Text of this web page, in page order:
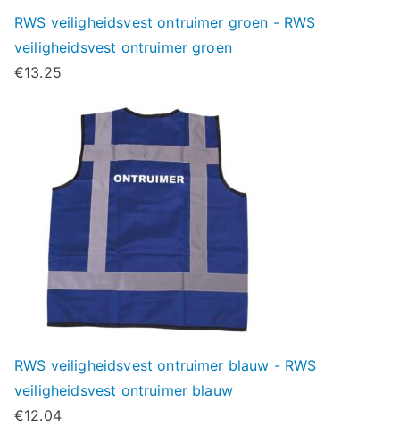
RWS veiligheidsvest ontruimer groen - RWS
veiligheidsvest ontruimer groen
€13.25
RWS veiligheidsvest ontruimer blauw - RWS
veiligheidsvest ontruimer blauw
€12.04